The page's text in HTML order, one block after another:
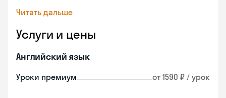
Читать дальше
Услуги и цены
Английский язык
Уроки премиум от 1590 ₽ / урок